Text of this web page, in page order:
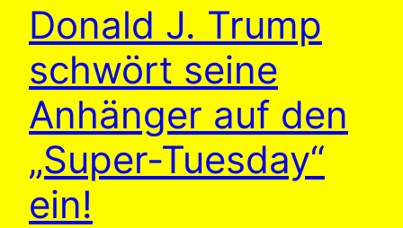
Donald J. Trump
schwört seine
Anhänger auf den
„Super-Tuesday“
ein!